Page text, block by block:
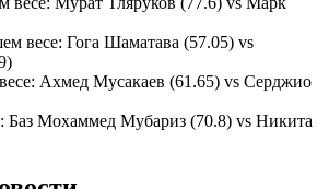
весе: Гога Шаматава (57.05) vs
Ахмед Мусакаев (61.65) vs Серджио
Баз Мохаммед Мубариз (70.8) vs Никита